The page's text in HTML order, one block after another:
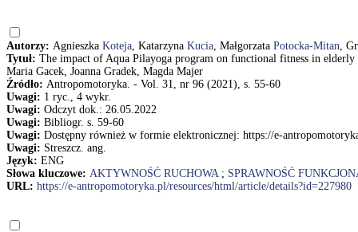
Autorzy: Agnieszka Koteja, Katarzyna Kucia, Małgorzata Potocka-Mitan,
Tytuł: The impact of Aqua Pilayoga program on functional fitness in
Maria Gacek, Joanna Gradek, Magda Majer
Źródło: Antropomotoryka. - Vol. 31, nr 96 (2021), s. 55-60
Uwagi: 1 ryc., 4 wykr.
Uwagi: Odczyt dok.: 26.05.2022
Uwagi: Bibliogr. s. 59-60
Uwagi: Dostępny również w formie elektronicznej: https://e-
Uwagi: Streszcz. ang.
Język: ENG
Słowa kluczowe: AKTYWNOŚĆ RUCHOWA; SPRAWNOŚĆ
URL: https://e-antropomotoryka.pl/resources/html/article/details?id=227980